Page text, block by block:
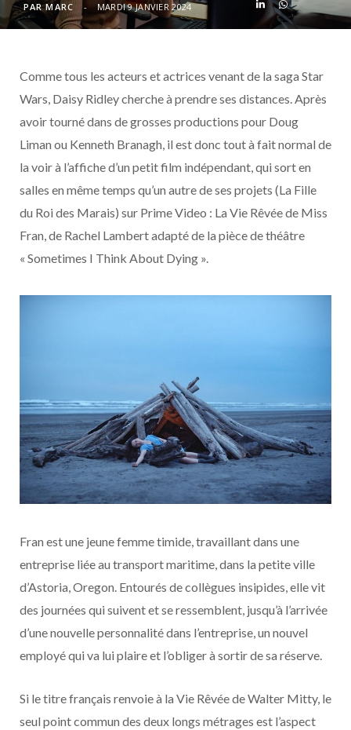
o t
r
r
m
d l
u
PAR MARC MARDI 9 JANVIER 2024
Comme tous les acteurs et actrices venant de la saga Star
Wars, Daisy Ridley cherche à prendre ses distances. Après
avoir tourné dans de grosses productions pour Doug
Liman ou Kenneth Branagh, il est donc tout à fait normal de
la voir à l’affiche d’un petit film indépendant, qui sort en
salles en même temps qu’un autre de ses projets (La Fille
du Roi des Marais) sur Prime Video : La Vie Rêvée de Miss
Fran, de Rachel Lambert adapté de la pièce de théâtre
« Sometimes I Think About Dying ».
Fran est une jeune femme timide, travaillant dans une
entreprise liée au transport maritime, dans la petite ville
d’Astoria, Oregon. Entourés de collègues insipides, elle vit
des journées qui suivent et se ressemblent, jusqu’à l’arrivée
d’une nouvelle personnalité dans l’entreprise, un nouvel
employé qui va lui plaire et l’obliger à sortir de sa réserve.
Si le titre français renvoie à la Vie Rêvée de Walter Mitty, le
seul point commun des deux longs métrages est l’aspect